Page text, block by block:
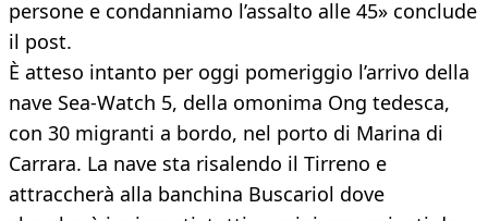
persone e condanniamo l’assalto alle 45» conclude
il post.
È atteso intanto per oggi pomeriggio l’arrivo della
nave Sea-Watch 5, della omonima Ong tedesca,
con 30 migranti a bordo, nel porto di Marina di
Carrara. La nave sta risalendo il Tirreno e
attraccherà alla banchina Buscariol dove